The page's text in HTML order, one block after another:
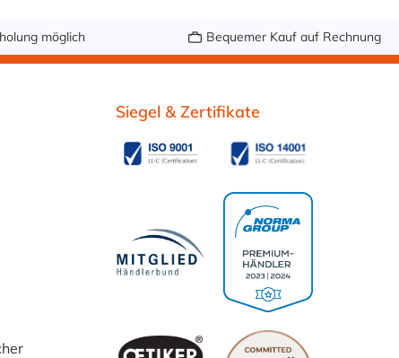
möglich Bequemer Kauf auf Rechnung
Siegel & Zertifikate